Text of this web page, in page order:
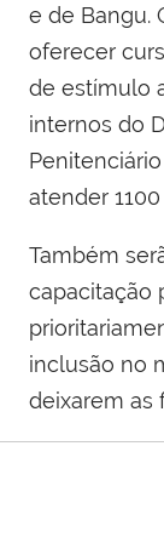
e de Bangu.
oferecer
de estímulo
internos do
atender
Também
capacitação
inclusão no
deixarem as